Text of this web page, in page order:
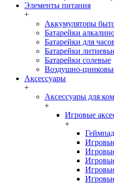
Элементы питания
+
Аккумуляторы
Батарейки
Батарейки для
Батарейки
Батарейки солевые
Воздушно-
Аксессуары
+
Аксессуары для
+
Игровые
+
Геймпад